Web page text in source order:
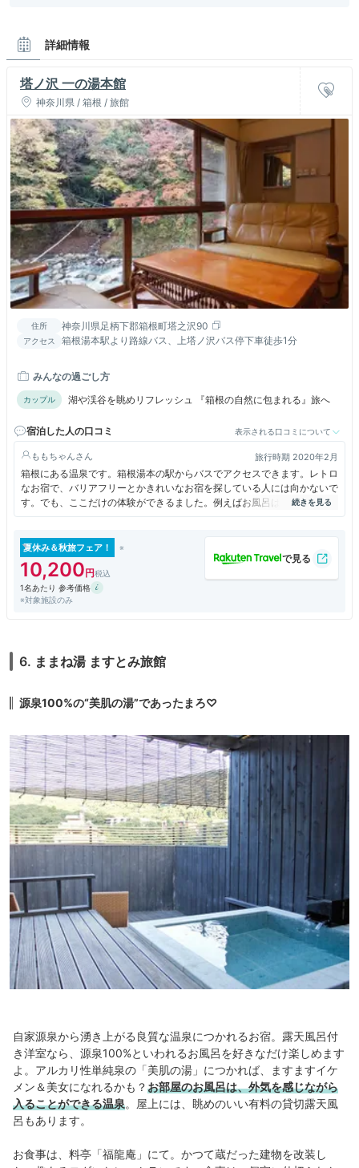
詳細情報
塔ノ沢 一の湯本館
神奈川県 / 箱根 / 旅館
住所 神奈川県足柄下郡箱根町塔之沢90
アクセス 箱根湯本駅より路線バス、上塔ノ沢バス停下車徒歩1分
みんなの過ごし方
カップル 湖や渓谷を眺めリフレッシュ 『箱根の自然に包まれる』旅へ
宿泊した人の口コミ 表示される口コミについて
ももちゃん 旅行時期 2020年2月
箱根にある温泉です。箱根湯本の駅からバスでアクセスできます。レトロ
なお宿で、バリアフリーとかきれいなお宿を探している人には向かないで
す。でも、ここだけの体験ができるました。例えばお風呂はシャワーでは
なくかけ湯だったり、大理石っぽいお風呂が貸し切りで利用できたりしま
事はまあまあかな？
夏休み＆秋旅フェア！
10,200
1名あたり 参考価格
※対象施設のみ
6. ままね湯 ますとみ旅館
源泉100%の“美肌の湯”であったまろ♡
自家源泉から湧き上がる良質な温泉につかれるお宿。露天風呂付
き洋室なら、源泉100%といわれるお風呂を好きなだけ楽しめます
よ。アルカリ性単純泉の「美肌の湯」につかれば、ますますイケ
メン＆美女になれるかも？お部屋のお風呂は、外気を感じながら
入ることができる温泉。屋上には、眺めのいい有料の貸切露天風
呂もあります。
お食事は、料亭「福龍庵」にて。かつて蔵だった建物を改装し